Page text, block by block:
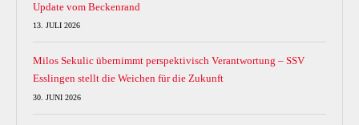
Update vom Beckenrand
13. JULI 2026
Milos Sekulic übernimmt perspektivisch Verantwortung – SSV
Esslingen stellt die Weichen für die Zukunft
30. JUNI 2026